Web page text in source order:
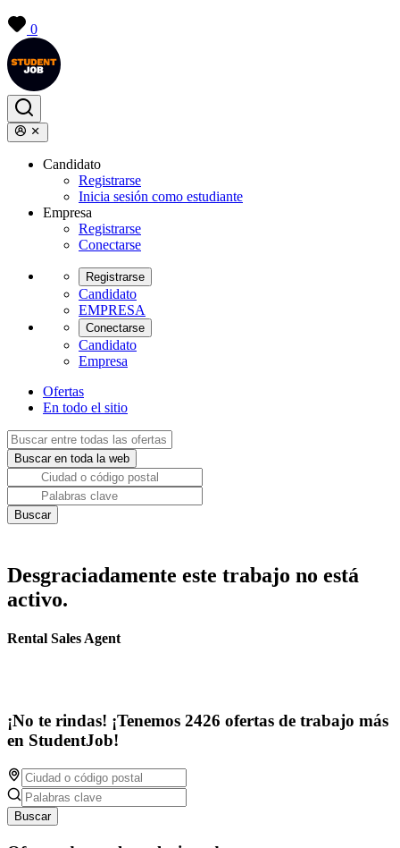
0
Candidato
Registrarse
Inicia sesión como estudiante
Empresa
Registrarse
Conectarse
Registrarse
Candidato
EMPRESA
Conectarse
Candidato
Empresa
Ofertas
En todo el sitio
Desgraciadamente este trabajo no está
activo.
Rental Sales Agent
¡No te rindas! ¡Tenemos 2426 ofertas de trabajo más
en StudentJob!
Buscar